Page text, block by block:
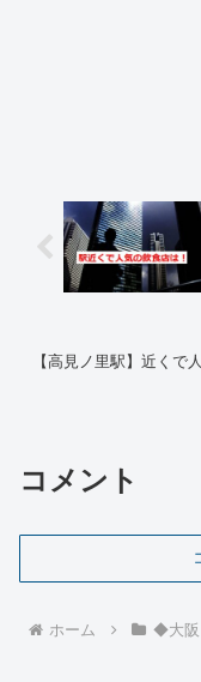
【高見ノ里駅】近くで
コメント
ホーム ◆大阪